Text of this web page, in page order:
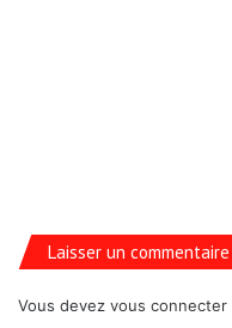
Laisser un commentaire
Vous devez vous connecter